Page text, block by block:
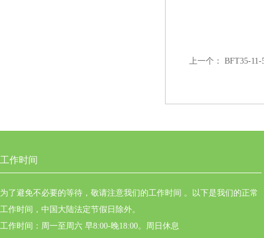
上一个： BFT35-
工作时间
为了避免不必要的等待，敬请注意我们的工作时间 。以下是我们的正常
工作时间，中国大陆法定节假日除外。
工作时间：周一至周六 早8:00-晚18:00。周日休息